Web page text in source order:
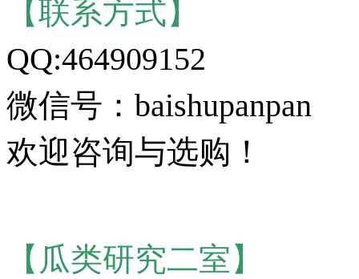
【联系方式】
QQ:464909152
微信号：baishupanpan
欢迎咨询与选购！
【瓜类研究二室】